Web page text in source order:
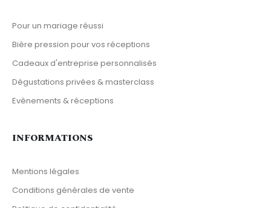
Pour un mariage réussi
Bière pression pour vos réceptions
Cadeaux d'entreprise personnalisés
Dégustations privées & masterclass
Evènements & réceptions
INFORMATIONS
Mentions légales
Conditions générales de vente